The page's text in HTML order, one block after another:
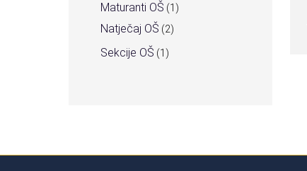
Maturanti OŠ (1)
Natječaj OŠ (2)
Sekcije OŠ (1)